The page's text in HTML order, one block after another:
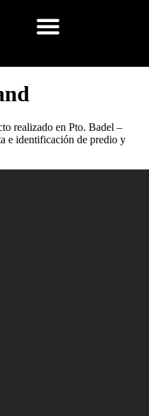
realizado en Pto. Badel –
e identificación de predio y